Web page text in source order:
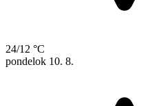
24/12 °C
pondelok 10. 8.